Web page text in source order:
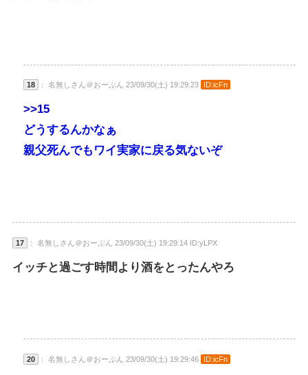
18 ： 名無しさん＠おーぷん 23/09/30(土) 19:29:23 ID:icFn
>>15
どうするんかなぁ
親父死んでもワイ実家に戻る気ないぞ
17 ： 名無しさん＠おーぷん 23/09/30(土) 19:29:14 ID:yLPX
イッチと過ごす時間より酒をとったんやろ
20 ： 名無しさん＠おーぷん 23/09/30(土) 19:29:46 ID:icFn